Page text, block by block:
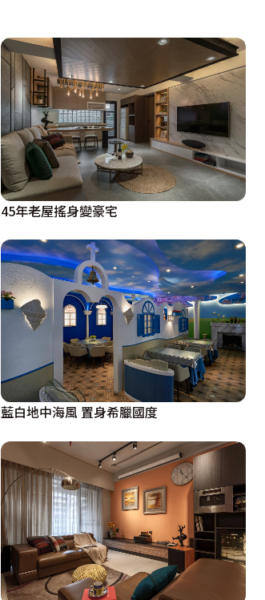
45年老屋搖身變豪宅
藍白地中海風 置身希臘國度